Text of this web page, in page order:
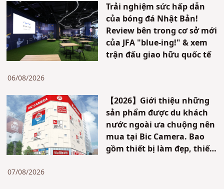
Trải nghiệm sức hấp dẫn
của bóng đá Nhật Bản!
Review bên trong cơ sở mới
của JFA "blue-ing!" & xem
trận đấu giao hữu quốc tế
06/08/2026
【2026】Giới thiệu những
sản phẩm được du khách
nước ngoài ưa chuộng nên
mua tại Bic Camera. Bao
gồm thiết bị làm đẹp, thiết
07/08/2026